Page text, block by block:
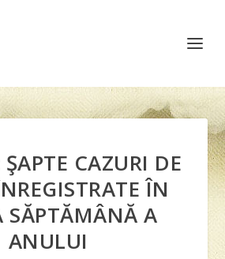
CAZURI DE
ÎN
SĂPTĂMÂNĂ A
ANULUI